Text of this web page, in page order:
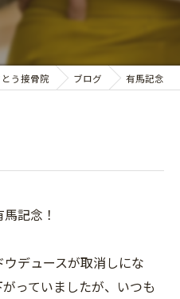
う接骨院 ブログ 有馬記念
記念！
デュースが取消しにな
っていましたが、いつも